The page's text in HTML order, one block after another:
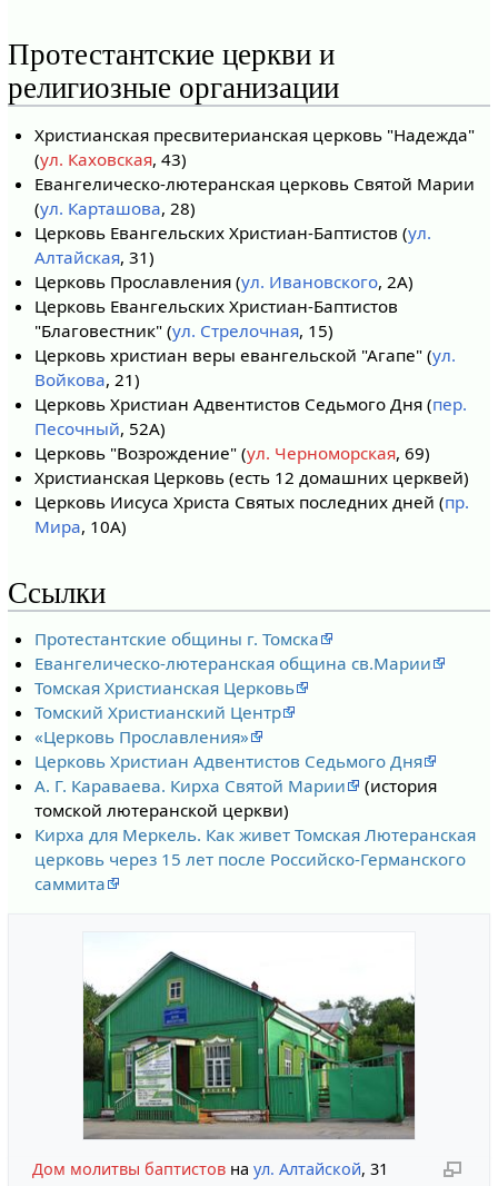
Протестантские церкви и
религиозные организации
Христианская пресвитерианская церковь "Надежда"
(ул. Каховская, 43)
Евангелическо-лютеранская церковь Святой Марии
(ул. Карташова, 28)
Церковь Евангельских Христиан-Баптистов (ул.
Алтайская, 31)
Церковь Прославления (ул. Ивановского, 2А)
Церковь Евангельских Христиан-Баптистов
"Благовестник" (ул. Стрелочная, 15)
Церковь христиан веры евангельской "Агапе" (ул.
Войкова, 21)
Церковь Христиан Адвентистов Седьмого Дня (пер.
Песочный, 52А)
Церковь "Возрождение" (ул. Черноморская, 69)
Христианская Церковь (есть 12 домашних церквей)
Церковь Иисуса Христа Святых последних дней (пр.
Мира, 10А)
Ссылки
Протестантские общины г. Томска
Евангелическо-лютеранская община св.Марии
Томская Христианская Церковь
Томский Христианский Центр
«Церковь Прославления»
Церковь Христиан Адвентистов Седьмого Дня
А. Г. Караваева. Кирха Святой Марии
(история
томской лютеранской церкви)
Кирха для Меркель. Как живет Томская Лютеранская
церковь через 15 лет после Российско-Германского
саммита
Дом молитвы баптистов наул. Алтайской, 31